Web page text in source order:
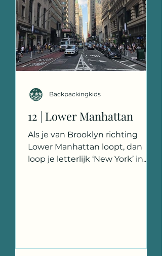
12 | Lower Manhattan
Als je van Brooklyn richting
Lower Manhattan loopt, dan
loop je letterlijk ‘New York’ in.
Backpackingkids